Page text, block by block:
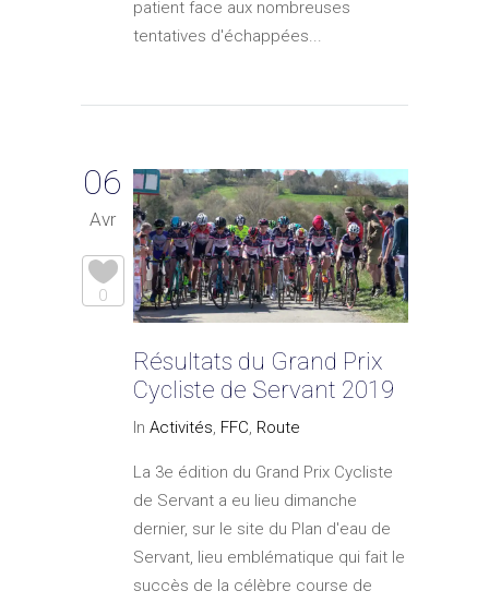
patient face aux nombreuses
tentatives d'échappées...
06
Avr
0
Résultats du Grand Prix
Cycliste de Servant 2019
In Activités, FFC, Route
La 3e édition du Grand Prix Cycliste
de Servant a eu lieu dimanche
dernier, sur le site du Plan d'eau de
Servant, lieu emblématique qui fait le
succès de la célèbre course de